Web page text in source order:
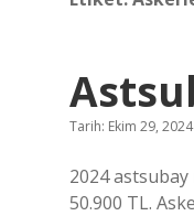
Tarih: Ekim 29, 2024
2024 astsubay
50.900 TL.